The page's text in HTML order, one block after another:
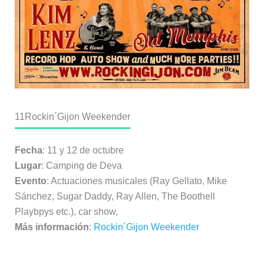
11 Rockin´Gijon Weekender
Fecha: 11 y 12 de octubre
Lugar: Camping de Deva
Evento: Actuaciones musicales (Ray Gellato, Mike
Sánchez, Sugar Daddy, Ray Allen, The Boothell
Playbpys etc.), car show,
Más información: Rockin´Gijon Weekender